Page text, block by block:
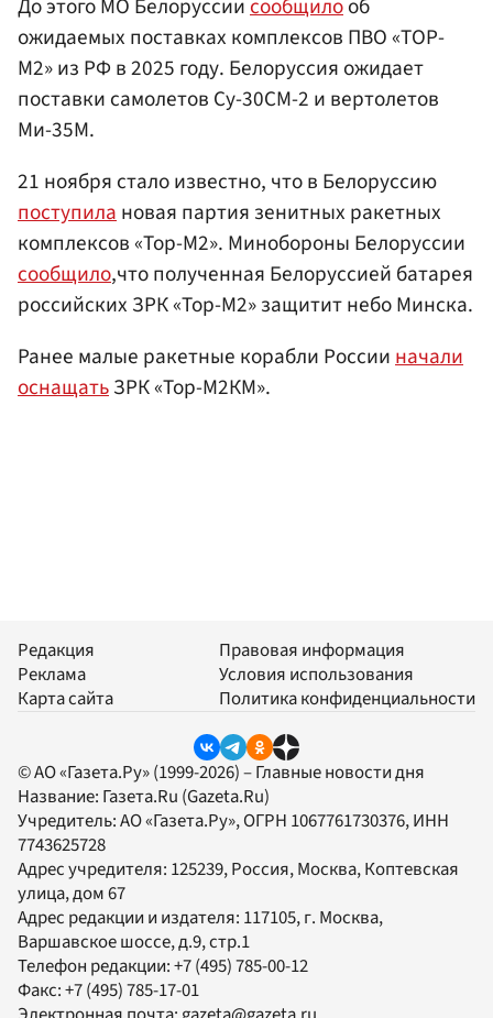
До этого МО Белоруссиисообщилооб
ожидаемых поставках комплексов ПВО «ТОР-
М2» из РФ в 2025 году. Белоруссия ожидает
поставки самолетов Су-30СМ-2 и вертолетов
Ми-35М.
21 ноября стало известно, что в Белоруссию
поступилановая партия зенитных ракетных
комплексов «Тор-М2». Минобороны Белоруссии
сообщило,что полученная Белоруссией батарея
российских ЗРК «Тор-М2» защитит небо Минска.
Ранее малые ракетные корабли Россииначали
оснащатьЗРК «Тор-М2КМ».
Редакция
Реклама
Карта сайта
Правовая информация
Условия использования
Политика конфиденциальности
© АО «Газета.Ру» (1999-2026) – Главные новости дня
Название: Газета.Ru (Gazeta.Ru)
Учредитель:АО «Газета.Ру», ОГРН 1067761730376, ИНН
7743625728
Адрес учредителя: 125239, Россия, Москва, Коптевская
улица, дом 67
Адрес редакции и издателя: 117105, г. Москва,
Варшавское шоссе, д.9, стр.1
Телефон редакции:+7 (495) 785-00-12
Факс:+7 (495) 785-17-01